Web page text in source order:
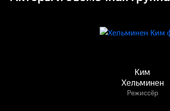
Ким
Хельминен
Режиссёр